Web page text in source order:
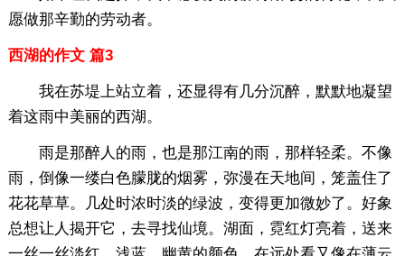
愿做那辛勤的劳动者。
西湖的作文 篇3
我在苏堤上站立着，还显得有几分沉醉，默默地凝望
着这雨中美丽的西湖。
雨是那醉人的雨，也是那江南的雨，那样轻柔。不像
雨，倒像一缕白色朦胧的烟雾，弥漫在天地间，笼盖住了
花花草草。几处时浓时淡的绿波，变得更加微妙了。好象
总想让人揭开它，去寻找仙境。湖面，霓红灯亮着，送来